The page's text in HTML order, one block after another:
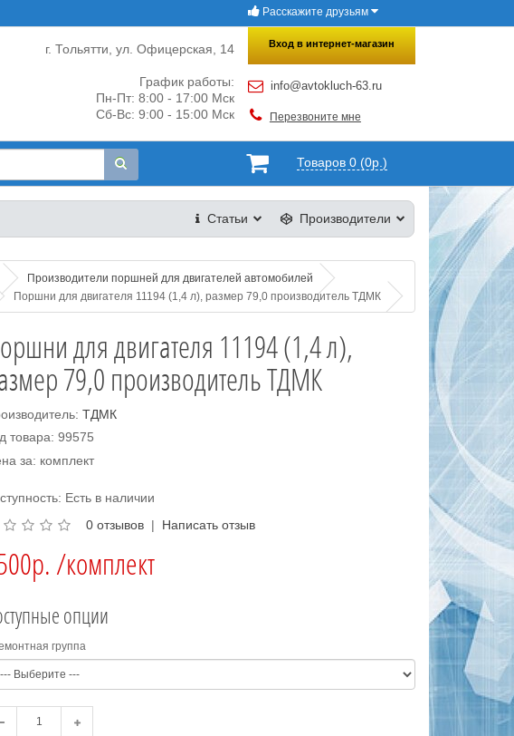
×
Расскажите друзьям
Вход в интернет-магазин
info@avtokluch-63.ru
Перезвоните мне
г. Тольятти, ул. Офицерская, 14
График работы:
Пн-Пт: 8:00 - 17:00 Мск
Сб-Вс: 9:00 - 15:00 Мск
Товаров 0 (0р.)
Производители
Статьи
Производители поршней для двигателей автомобилей
Поршни для двигателя 11194 (1,4 л), размер 79,0 производитель ТДМК
для двигателя 11194 (1,4 л),
79,0 производитель ТДМК
ТДМК
товара: 99575
за: комплект
Есть в наличии
0 отзывов | Написать отзыв
/комплект
опции
группа